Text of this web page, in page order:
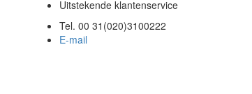
Uitstekende klantenservice
Tel. 00 31(020)3100222
E-mail